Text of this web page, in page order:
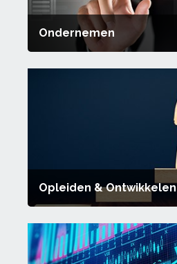
Ondernemen
Opleiden & Ontwikkelen